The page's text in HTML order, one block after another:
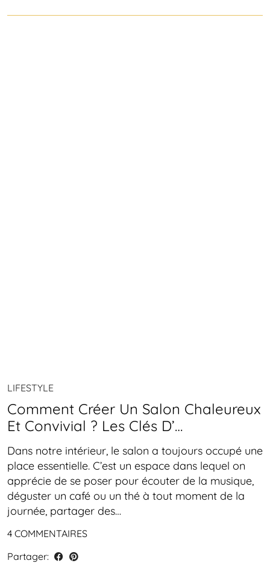
LIFESTYLE
Comment Créer Un Salon Chaleureux
Et Convivial ? Les Clés D’…
Dans notre intérieur, le salon a toujours occupé une
place essentielle. C’est un espace dans lequel on
apprécie de se poser pour écouter de la musique,
déguster un café ou un thé à tout moment de la
journée, partager des…
4 COMMENTAIRES
Partager: